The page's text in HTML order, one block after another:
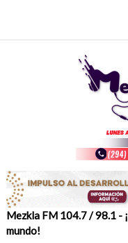
content
Mezkla FM 104.7 / 98.1 -
mundo!